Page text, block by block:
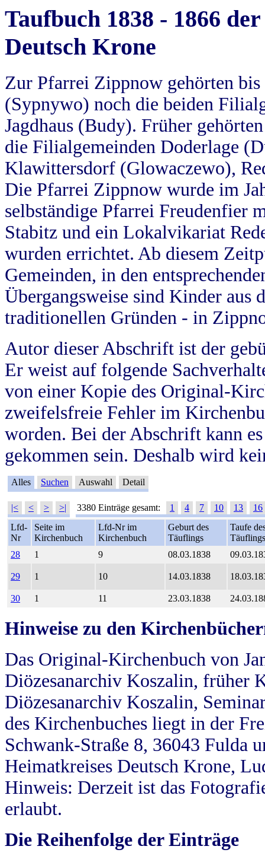
Taufbuch 1838 - 1866
Deutsch Krone
Zur Pfarrei Zippnow gehörten
(Sypnywo) noch die beiden
Jagdhaus (Budy). Früher
die Filialgemeinden Doderlage
Klawittersdorf (Glowaczewo),
Die Pfarrei Zippnow wurde im
selbständige Pfarrei Freudenfier
Stabitz und ein Lokalvikariat
wurden errichtet. Ab diesem
Gemeinden, in den
Übergangsweise sind Kinder aus
traditionellen Gründen - in
Autor dieser Abschrift ist der
Er weist auf folgende
von einer Kopie des Original-
zweifelsfreie Fehler im
worden. Bei der Abschrift kann
gekommen sein. Deshalb wird
Alles Suchen Auswahl Detail
|< < > >| 3380 Einträge gesamt: 1 4 7 10 13
16
Lfd-
Nr
Seite im
Kirchenbuch
Lfd-Nr im
Kirchenbuch
Geburt des
Täuflings
Taufe
Täuflings
28
1 9 08.03.1838
29 1 10 14.03.1838
30 1 11 23.03.1838
Hinweise zu den
Das Original-Kirchenbuch von
Diözesanarchiv Koszalin, früher
Diözesanarchiv Koszalin,
des Kirchenbuches liegt in der
Schwank-Straße 8, 36043 Fulda
Heimatkreises Deutsch Krone,
Hinweis: Derzeit ist das
erlaubt.
Die Reihenfolge der Einträge